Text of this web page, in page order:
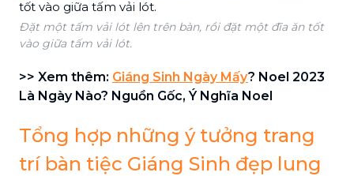
Đặt một tấm vải lót lên trên bàn, rồi đặt một đĩa ăn tốt
vào giữa tấm vải lót.
>> Xem thêm: Giáng Sinh Ngày Mấy? Noel 2023
Là Ngày Nào? Nguồn Gốc, Ý Nghĩa Noel
Tổng hợp những ý tưởng trang
trí bàn tiệc Giáng Sinh đẹp lung